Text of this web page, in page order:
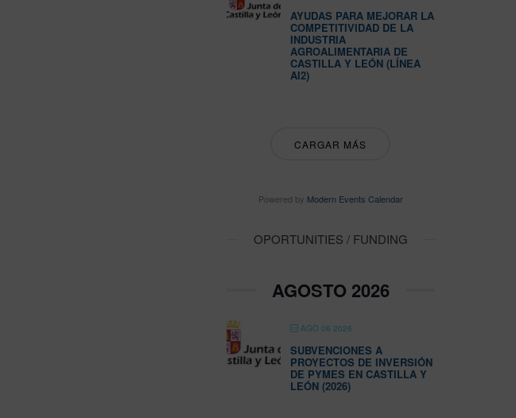
AYUDAS PARA MEJORAR LA
COMPETITIVIDAD DE LA
INDUSTRIA
AGROALIMENTARIA DE
CASTILLA Y LEÓN (LÍNEA
AI2)
CARGAR MÁS
Powered by Modern Events Calendar
OPORTUNITIES / FUNDING
AGOSTO 2026
AGO 06 2026
SUBVENCIONES A
PROYECTOS DE INVERSIÓN
DE PYMES EN CASTILLA Y
LEÓN (2026)